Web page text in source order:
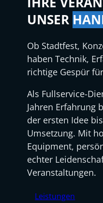
UNSER
Ob Stadtfest,
haben Technik,
richtige Gespür
Als Fullservice-
Jahren Erfahrung
der ersten Idee
Umsetzung. Mit
Equipment,
echter
Veranstaltungen.
Leistungen